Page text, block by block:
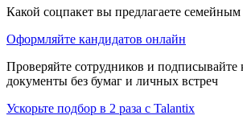
Какой соцпакет вы предлагаете
Оформляйте кандидатов онлайн
Проверяйте сотрудников и подписывайте
документы без бумаг и личных встреч
Ускорьте подбор в 2 раза с Talantix